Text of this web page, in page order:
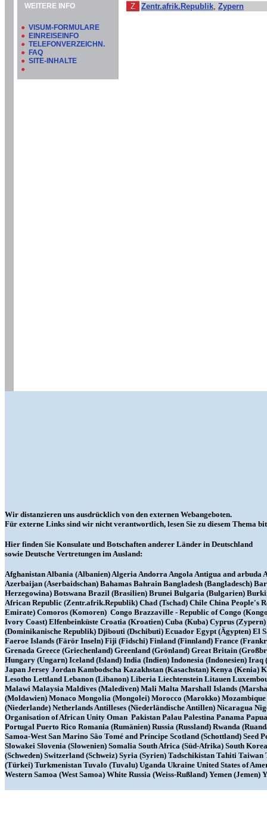
WEITERE INFO
● VISUM-FORMULARE
● EINREISEINFO
● TELEFONVERZEICHN.
● FAQ
● SITE-INHALTE
●
Z
Zentr.afrik.Republik, Zypern
Wir distanzieren uns ausdrücklich von den externen Webangeboten.
Für externe Links sind wir nicht verantwortlich, lesen Sie zu diesem Thema
Hier finden Sie Konsulate und Botschaften anderer Länder in Deutschland
sowie Deutsche Vertretungen im Ausland:
Afghanistan Albania (Albanien) Algeria Andorra Angola Antigua and
Azerbaijan (Aserbaidschan) Bahamas Bahrain Bangladesh (Bangladesch)
Herzegowina) Botswana Brazil (Brasilien) Brunei Bulgaria (Bulgarien)
African Republic (Zentr.afrik.Republik) Chad (Tschad) Chile China People's
Emirate) Comoros (Komoren) Congo Brazzaville - Republic of Congo
Ivory Coast) Elfenbeinküste Croatia (Kroatien) Cuba (Kuba) Cyprus
(Dominikanische Republik) Djibouti (Dschibuti) Ecuador Egypt (Ägypten)
Faeroe Islands (Färör Inseln) Fiji (Fidschi) Finland (Finnland) France
Grenada Greece (Griechenland) Greenland (Grönland) Great Britain
Hungary (Ungarn) Iceland (Island) India (Indien) Indonesia (Indonesien)
Japan Jersey Jordan Kambodscha Kazakhstan (Kasachstan) Kenya
Lesotho Lettland Lebanon (Libanon) Liberia Liechtenstein Litauen
Malawi Malaysia Maldives (Malediven) Mali Malta Marshall Islands
(Moldawien) Monaco Mongolia (Mongolei) Morocco (Marokko)
(Niederlande) Netherlands Antilleses (Niederländische Antillen) Nicaragua
Organisation of African Unity Oman Pakistan Palau Palestina Panama
Portugal Puerto Rico Romania (Rumänien) Russia (Russland) Rwanda
Samoa-West San Marino Sâo Tomé and Príncipe Scotland (Schottland) Seed
Slowakei Slovenia (Slowenien) Somalia South Africa (Süd-Afrika) South
(Schweden) Switzerland (Schweiz) Syria (Syrien) Tadschikistan Tahiti
(Türkei) Turkmenistan Tuvalo (Tuvalu) Uganda Ukraine United States of
Western Samoa (West Samoa) White Russia (Weiss-Rußland) Yemen